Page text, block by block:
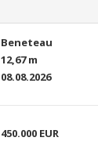
Beneteau
12,67 m
08.08.2026
450.000 EUR